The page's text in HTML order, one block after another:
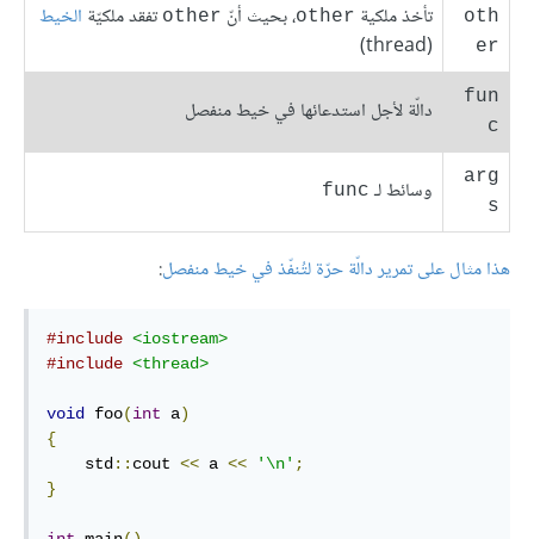
oth
er
تأخذ ملكية ‎other‎، بحيث أنّ ‎other‎ تفقد ملكيّة الخيط
(thread)
fun
c
دالّة لأجل استدعائها في خيط منفصل
arg
s
وسائط لـ ‎func‎
هذا مثال على تمرير دالّة حرّة لتُنفّذ في خيط منفصل:
#include <iostream>
#include <thread>
void foo(int a)
{
    std
:: cout << a << '\n' ;
}